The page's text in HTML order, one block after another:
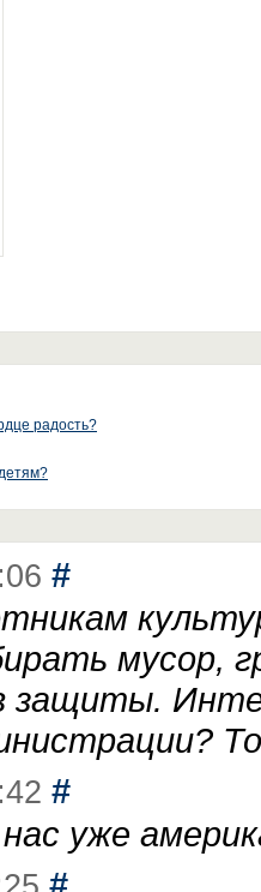
радость?
#
мусор,
защиты.
#
уже